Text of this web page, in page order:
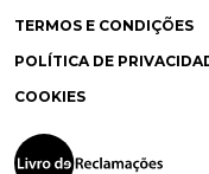
TERMOS E CONDIÇÕES
POLÍTICA DE
COOKIES